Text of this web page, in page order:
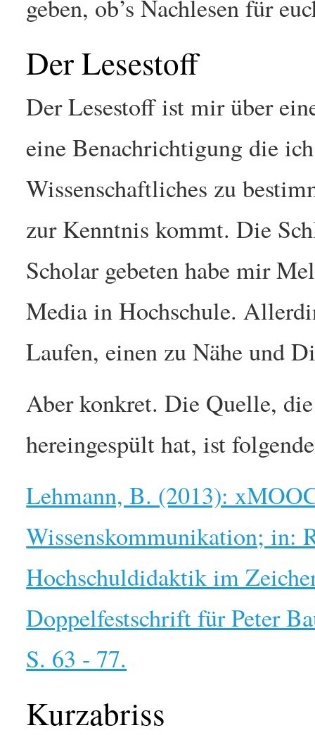
geben, ob’s Nachlesen für
Der Lesestoff
Der Lesestoff ist mir über
eine Benachrichtigung die
Wissenschaftliches zu
zur Kenntnis kommt. Die
Scholar gebeten habe mir
Media in Hochschule.
Laufen, einen zu Nähe und
Aber konkret. Die Quelle,
hereingespült hat, ist
Lehmann, B. (2013):
Wissenskommunikation; in:
Hochschuldidaktik im
Doppelfestschrift für Peter
S. 63 - 77.
Kurzabriss